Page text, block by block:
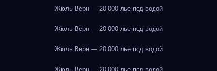
Жюль Верн — 20 000 лье под водой
Жюль Верн — 20 000 лье под водой
Жюль Верн — 20 000 лье под водой
Жюль Верн — 20 000 лье под водой